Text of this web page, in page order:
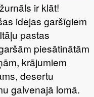
ir klāt!
idejas garšīgiem
pastas
piesātinātām
krājumiem
desertu
galvenajā lomā.